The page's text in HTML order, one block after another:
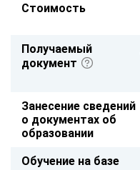
Стоимость
Получаемый
документ
Занесение сведений
о документах об
образовании
Обучение на базе